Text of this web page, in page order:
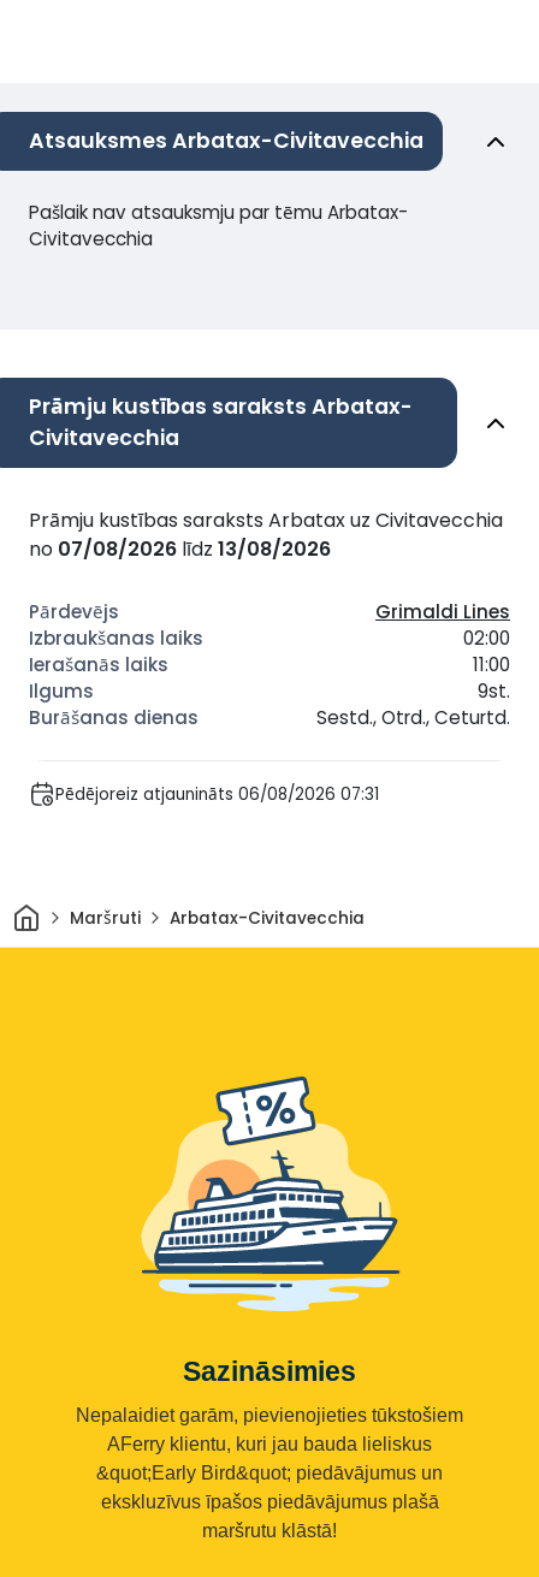
Atsauksmes Arbatax-Civitavecchia
Pašlaik nav atsauksmju par tēmu Arbatax-
Civitavecchia
Prāmju kustības saraksts Arbatax-
Civitavecchia
Prāmju kustības saraksts Arbatax uz Civitavecchia
no 07/08/2026 līdz 13/08/2026
Grimaldi Lines
02:00
11:00
9st.
Sestd., Otrd., Ceturtd.
Pēdējoreiz atjaunināts 06/08/2026 07:31
Sākums
Maršruti Arbatax-Civitavecchia
Sazināsimies
Nepalaidiet garām, pievienojieties tūkstošiem
AFerry klientu, kuri jau bauda lieliskus
&quot;Early Bird&quot; piedāvājumus un
ekskluzīvus īpašos piedāvājumus plašā
maršrutu klāstā!